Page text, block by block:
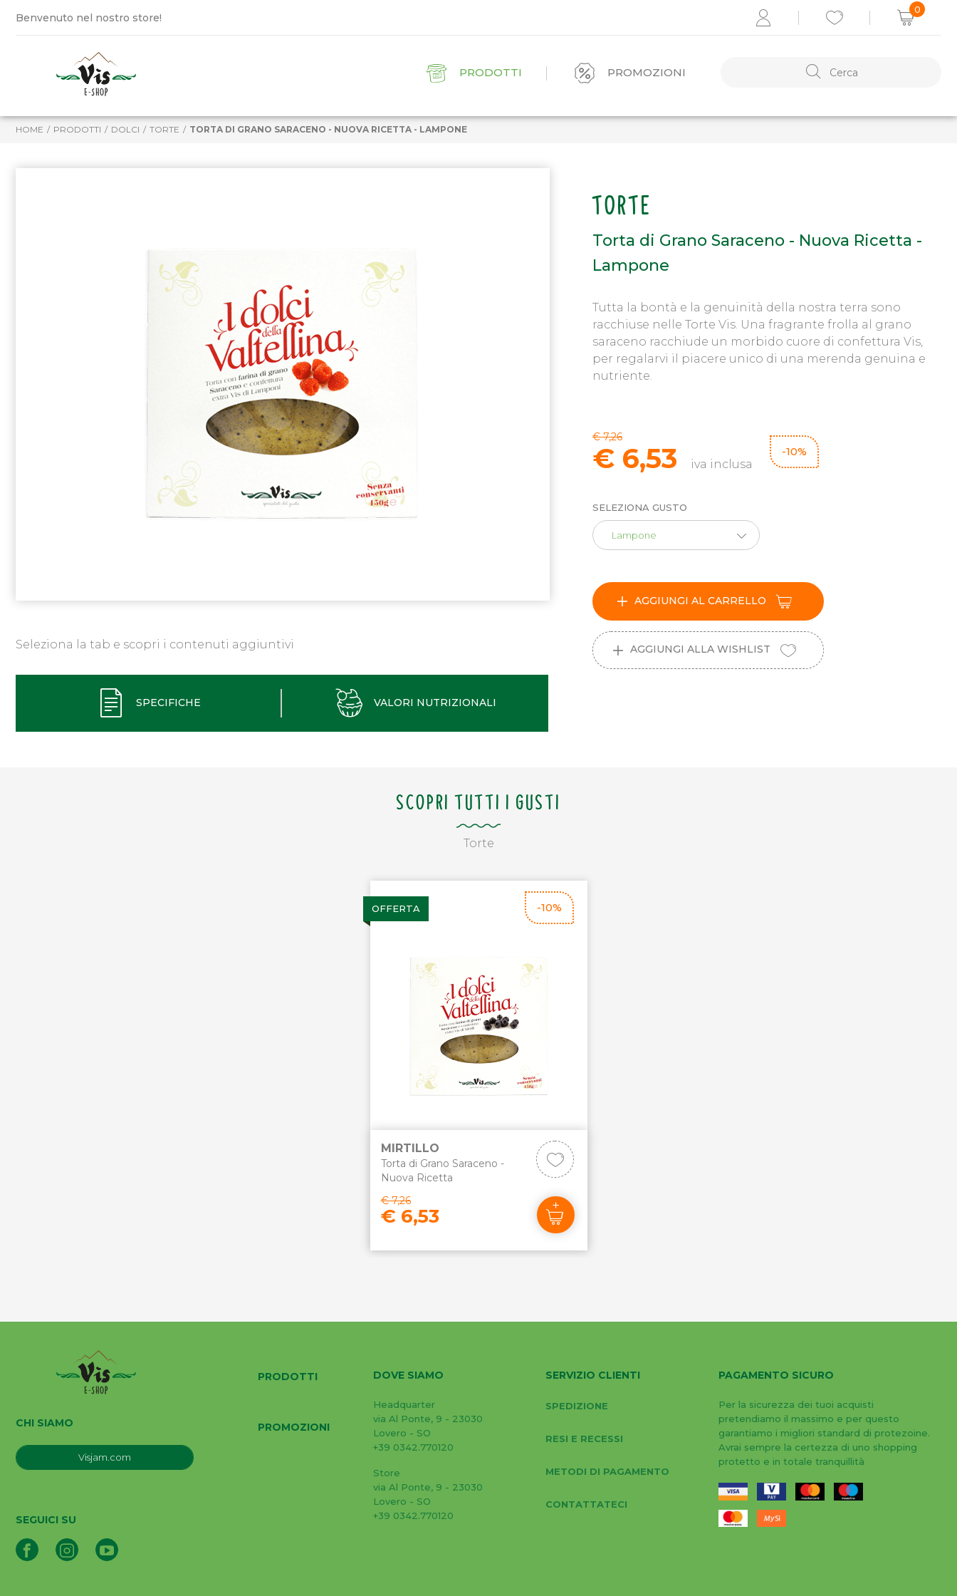
HOME PRODOTTI DOLCI TORTE TORTA DI GRANO SARACENO - NUOVA RICETTA - LAMPONE
Seleziona la tab e scopri i contenuti aggiuntivi
SPECIFICHE VALORI NUTRIZIONALI
TORTE
Torta di Grano Saraceno - Nuova Ricetta -
Lampone
Tutta la bontà e la genuinità della nostra terra sono
racchiuse nelle Torte Vis. Una fragrante frolla al grano
saraceno racchiude un morbido cuore di confettura Vis,
per regalarvi il piacere unico di una merenda genuina e
nutriente.
€ 7,26
€ 6,53 iva inclusa
-10%
SELEZIONA GUSTO
Lampone
AGGIUNGI AL CARRELLO
AGGIUNGI ALLA WISHLIST
SCOPRI TUTTI I GUSTI
Torte
OFFERTA -10%
MIRTILLO
Torta di Grano Saraceno -
Nuova Ricetta
€ 7,26
€ 6,53
CHI SIAMO
Visjam.com
SEGUICI SU
PRODOTTI
PROMOZIONI
DOVE SIAMO
Headquarter
via Al Ponte, 9 - 23030
Lovero - SO
+39 0342.770120
Store
via Al Ponte, 9 - 23030
Lovero - SO
+39 0342.770120
SERVIZIO CLIENTI
SPEDIZIONE
RESI E RECESSI
METODI DI PAGAMENTO
CONTATTATECI
PAGAMENTO SICURO
Per la sicurezza dei tuoi acquisti
pretendiamo il massimo e per questo
garantiamo i migliori standard di protezoine.
Avrai sempre la certezza di uno shopping
protetto e in totale tranquillità
Benvenuto nel nostro store!
0
PRODOTTI PROMOZIONI